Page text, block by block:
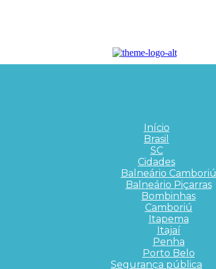
Início
Brasil
SC
Cidades
Balneário Camboriú
Balneário Piçarras
Bombinhas
Camboriú
Itapema
Itajaí
Penha
Porto Belo
Segurança pública